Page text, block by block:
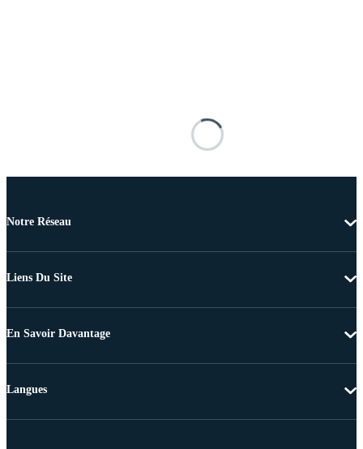
Notre Réseau
Liens Du Site
En Savoir Davantage
Langues